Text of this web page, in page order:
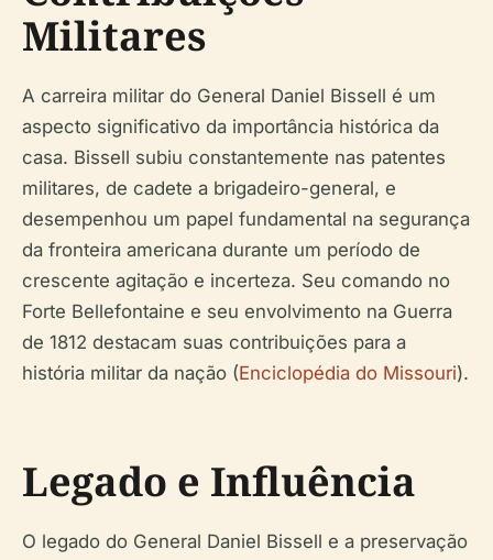
Militares
A carreira militar do General Daniel Bissell é um
aspecto significativo da importância histórica da
casa. Bissell subiu constantemente nas patentes
militares, de cadete a brigadeiro-general, e
desempenhou um papel fundamental na segurança
da fronteira americana durante um período de
crescente agitação e incerteza. Seu comando no
Forte Bellefontaine e seu envolvimento na Guerra
de 1812 destacam suas contribuições para a
história militar da nação (Enciclopédia do Missouri).
Legado e Influência
O legado do General Daniel Bissell e a preservação